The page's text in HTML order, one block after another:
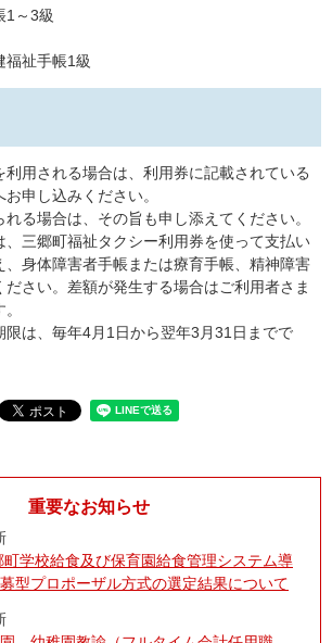
1～3級
福祉手帳1級
利用される場合は、利用券に記載されている
申し込みください。
る場合は、その旨も申し添えてください。
、三郷町福祉タクシー利用券を使って支払い
、身体障害者手帳または療育手帳、精神障害
ださい。差額が発生する場合はご利用者さま
限は、毎年4月1日から翌年3月31日までで
重要なお知らせ
町学校給食及び保育園給食管理システム導
型プロポーザル方式の選定結果について